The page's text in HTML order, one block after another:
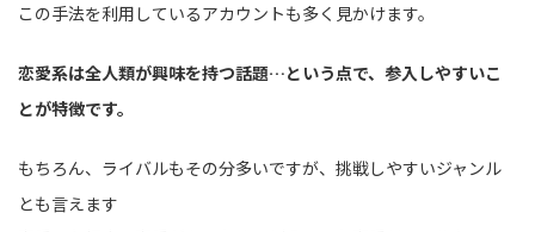
この手法を利用しているアカウントも多く見かけます。
恋愛系は全人類が興味を持つ話題…という点で、参入しやすいこ
とが特徴です。
もちろん、ライバルもその分多いですが、挑戦しやすいジャンル
とも言えます